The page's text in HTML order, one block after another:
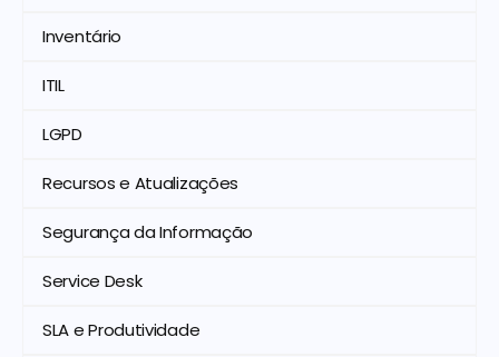
Inventário
ITIL
LGPD
Recursos e Atualizações
Segurança da Informação
Service Desk
SLA e Produtividade